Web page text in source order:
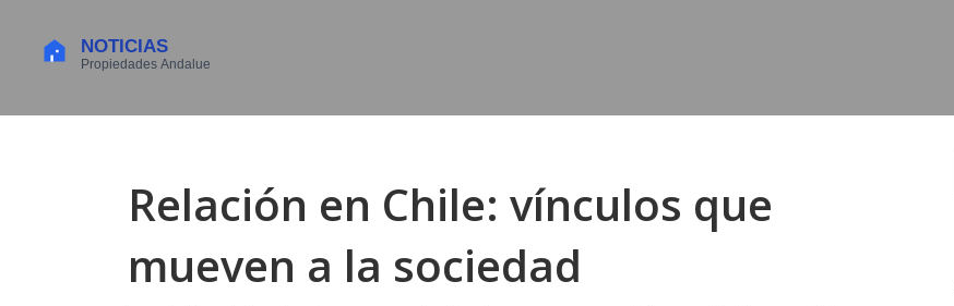
Relación en Chile: vínculos que
mueven a la sociedad